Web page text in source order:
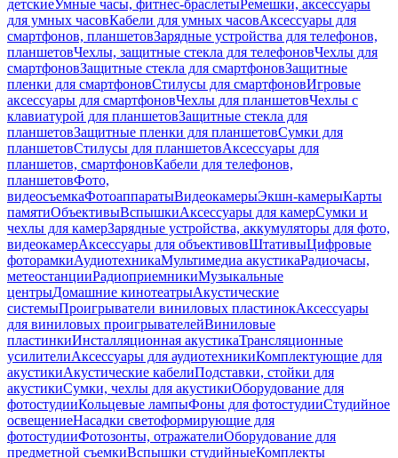
детскиеУмные часы, фитнес-браслетыРемешки, аксессуары
для умных часовКабели для умных часовАксессуары для
смартфонов, планшетовЗарядные устройства для телефонов,
планшетовЧехлы, защитные стекла для телефоновЧехлы для
смартфоновЗащитные стекла для смартфоновЗащитные
пленки для смартфоновСтилусы для смартфоновИгровые
аксессуары для смартфоновЧехлы для планшетовЧехлы с
клавиатурой для планшетовЗащитные стекла для
планшетовЗащитные пленки для планшетовСумки для
планшетовСтилусы для планшетовАксессуары для
планшетов, смартфоновКабели для телефонов,
планшетовФото,
видеосъемкаФотоаппаратыВидеокамерыЭкшн-камерыКарты
памятиОбъективыВспышкиАксессуары для камерСумки и
чехлы для камерЗарядные устройства, аккумуляторы для фото,
видеокамерАксессуары для объективовШтативыЦифровые
фоторамкиАудиотехникаМультимедиа акустикаРадиочасы,
метеостанцииРадиоприемникиМузыкальные
центрыДомашние кинотеатрыАкустические
системыПроигрыватели виниловых пластинокАксессуары
для виниловых проигрывателейВиниловые
пластинкиИнсталляционная акустикаТрансляционные
усилителиАксессуары для аудиотехникиКомплектующие для
акустикиАкустические кабелиПодставки, стойки для
акустикиСумки, чехлы для акустикиОборудование для
фотостудииКольцевые лампыФоны для фотостудииСтудийное
освещениеНасадки светоформирующие для
фотостудииФотозонты, отражателиОборудование для
предметной съемкиВспышки студийныеКомплекты